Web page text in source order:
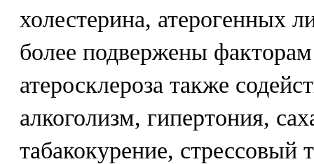
холестерина, атерогенных
более подвержены
атеросклероза также
алкоголизм, гипертония,
табакокурение, стрессовый